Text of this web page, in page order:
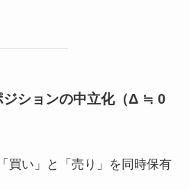
ションの中立化（Δ ≒ 0
買い」と「売り」を同時保有